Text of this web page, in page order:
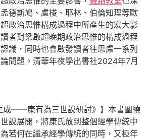
德斯鳩、盧梭、耶林、伯倫知理等歐
政治思惟構成過程中所產生的宏大影
者對梁啟超晚期政治思惟的構成過程
識，同時也會啟發讀者往思慮一系列
問題。清華年夜學出書社2024年7月
成——康有為三世說研討》】本書圍繞
說展開，將康氏放到整個經學傳統中
若何在繼承經學傳統的同時，又極年